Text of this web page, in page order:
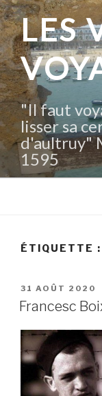
Aller
au
contenu
principal
LES
"Il faut
lisser sa
d'aultruy"
1595
ÉTIQUETTE :
PUBLIÉ
LE
31 AOÛT 2020
Francesc